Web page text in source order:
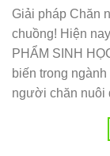
Giải pháp Chăn
chuồng! Hiện
PHẨM SINH
biến trong
người chăn nuôi